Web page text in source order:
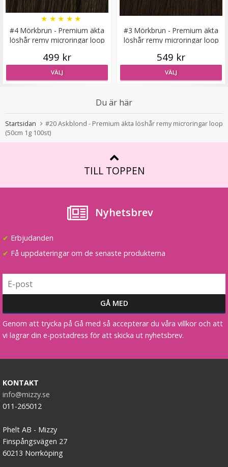
Hårklämma rosett - Rosa
★★★★★
19 kr
LÄGG I VARUKORG
#4 Mörkbrun - Premium äkta
löshår remy microringar loop
★ ★ ★ ★ ★
499 kr
VÄLJ
#3 Mörkbrun - Premium äkta
löshår remy microringar loop
549 kr
VÄLJ
Du är här
Startsidan
#20 Askblond - Premium äkta löshår remy microringar loop
(50cm 1g 100st)
TILL TOPPEN
Nyhetsbrev
✔ Erbjudanden
✔ Få uppdateringar om de senaste produkterna
Genom att trycka på Gå med så accepterar du våra villkor och att
vi lagrar din e-postadress för att skicka ut nyhetsbrev.
KONTAKT
info@mizzy.se
011-265012
Phelt AB - Mizzy
Finspångsvägen 27
60213 Norrköping